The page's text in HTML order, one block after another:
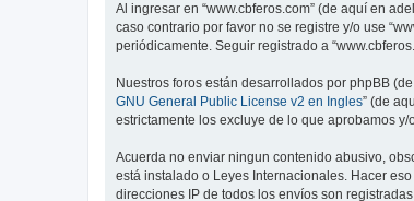
Al ingresar en “www.cbferos.com” (de aquí en
caso contrario por favor no se registre y/o use
periódicamente. Seguir registrado a
Nuestros foros están desarrollados por phpBB (de
GNU General Public License v2 en Ingles” (de
estrictamente los excluye de lo que aprobamos
Acuerda no enviar ningun contenido abusivo,
está instalado o Leyes Internacionales. Hacer
direcciones IP de todos los envíos son